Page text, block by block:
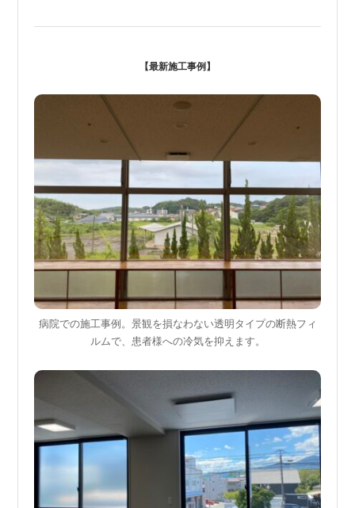
【最新施工事例】
病院での施工事例。景観を損なわない透明タイプの断熱フィ
ルムで、患者様への冷気を抑えます。